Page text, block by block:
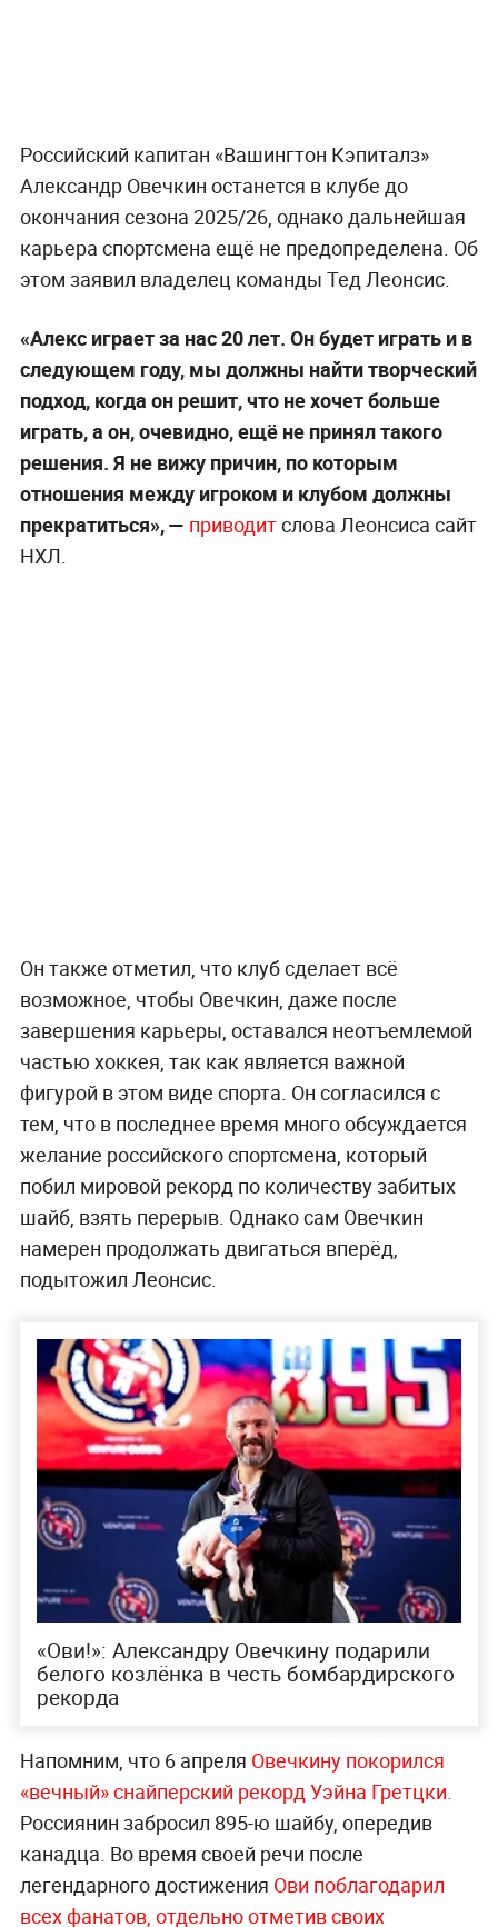
Российский капитан «Вашингтон Кэпиталз»
Александр Овечкин останется в клубе до
окончания сезона 2025/26, однако дальнейшая
карьера спортсмена ещё не предопределена. Об
этом заявил владелец команды Тед Леонсис.
«Алекс играет за нас 20 лет. Он будет играть и в
следующем году, мы должны найти творческий
подход, когда он решит, что не хочет больше
играть, а он, очевидно, ещё не принял такого
решения. Я не вижу причин, по которым
отношения между игроком и клубом должны
прекратиться», — приводитслова Леонсиса сайт
НХЛ.
Он также отметил, что клуб сделает всё
возможное, чтобы Овечкин, даже после
завершения карьеры, оставался неотъемлемой
частью хоккея, так как является важной
фигурой в этом виде спорта. Он согласился с
тем, что в последнее время много обсуждается
желание российского спортсмена, который
побил мировой рекорд по количеству забитых
шайб, взять перерыв. Однако сам Овечкин
намерен продолжать двигаться вперёд,
подытожил Леонсис.
«Ови!»: Александру Овечкину подарили
белого козлёнка в честь бомбардирского
рекорда
Напомним, что 6 апреля Овечкину покорился
«вечный» снайперский рекорд Уэйна Гретцки.
Россиянин забросил 895-ю шайбу, опередив
канадца. Во время своей речи после
легендарного достижения Ови поблагодарил
всех фанатов, отдельно отметив своих